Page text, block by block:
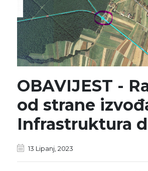
OBAVIJEST -
od strane
Infrastruktura
13 Lipanj, 2023